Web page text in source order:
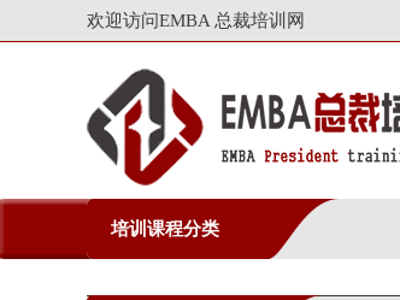
欢迎访问EMBA 总裁培训网
培训课程分类